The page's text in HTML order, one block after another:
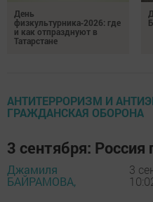
День
физкультурника‑2026: где
и как отпразднуют в
Татарстане
АНТИТЕРРОРИЗМ И
ГРАЖДАНСКАЯ ОБОРОНА
3 сентября:
Джамиля
БАЙРАМОВА,
3